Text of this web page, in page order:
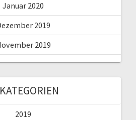
Januar 2020
2019
2019
KATEGORIEN
2019